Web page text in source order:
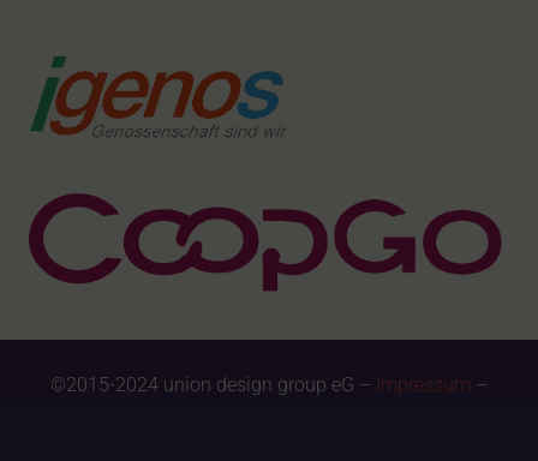
©2015-2024 union design group eG – Impressum –